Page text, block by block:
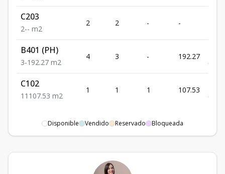
C203
2-- m2
2 2 - -
B401 (PH)
3-192.27 m2
4 3 - 192.27
C102
1 1 107.53 m2
1 1 1 107.53
Disponible Vendido Reservado Bloqueada